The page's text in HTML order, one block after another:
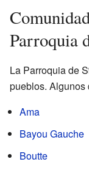
Parroquia
La Parroquia de
pueblos. Algunos
Ama
Bayou Gauche
Boutte